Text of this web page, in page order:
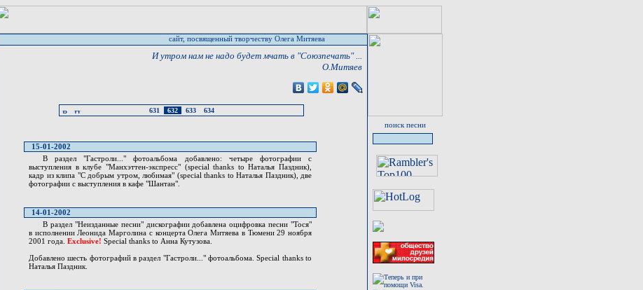
сайт, посвященный творчеству Олега Митяева
И утром нам не надо будет мчать в "Союзпечать" ...
О.Митяев
631 632 633 634
15-01-2002
В раздел "Гастроли..." фотоальбома добавлено: четыре фотографии с
выступления в клубе "Манхэттен-экспресс" (special thanks to Наталья Паздник),
кадр из клипа "С добрым утром, любимая" (special thanks to Наталья Паздник), две
фотографии с выступления в кафе "Шантан".
14-01-2002
В раздел "Неизданные песни" дискографии добавлена оцифровка песни "Тося"
в исполнении Леонида Марголина с концерта Олега Митяева в Тюмени 29 ноября
2001 года. Exclusive! Special thanks to Анна Кутузова.
Добавлено шесть фотографий в раздел "Гастроли..." фотоальбома. Special thanks to
Наталья Паздник.
поиск песни